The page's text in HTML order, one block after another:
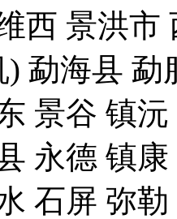
西 景洪
勐海县
景谷 镇
永德 镇
石屏 弥